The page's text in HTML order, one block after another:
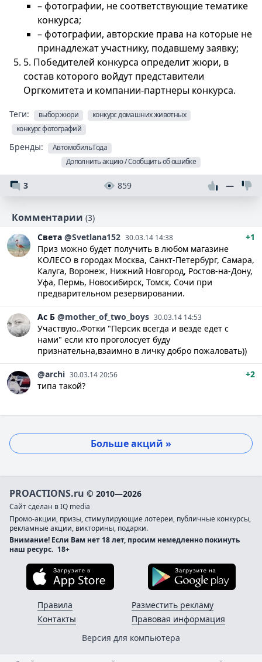
– фотографии, не соответствующие тематике
конкурса;
– фотографии, авторские права на которые не
принадлежат участнику, подавшему заявку;
5. Победителей конкурса определит жюри, в
состав которого войдут представители
Оргкомитета и компании-партнеры конкурса.
Теги: выбор жюри
конкурс домашних животных
конкурс фотографий
Бренды:
Автомобиль Года
Дополнить акцию / Сообщить об ошибке
3 859 —
Комментарии (3)
Света @Svetlana152 30.03.14 14:38
+1
Приз можно будет получить в любом магазине
КОЛЕСО в городах Москва, Санкт-Петербург, Самара,
Калуга, Воронеж, Нижний Новгород, Ростов-на-Дону,
Уфа, Пермь, Новосибирск, Томск, Сочи при
предварительном резервировании.
Ас Б @mother_of_two_boys 30.03.14 14:53
Участвую..Фотки "Персик всегда и везде едет с
нами" если кто проголосует буду
признательна,взаимно в личку добро пожаловать))
@archi 30.03.14 20:56
+2
типа такой?
Больше акций »
PROACTIONS.ru © 2010—2026
Сайт сделан в IQ media
Промо-акции, призы, стимулирующие лотереи, публичные конкурсы,
рекламные акции, викторины, подарки.
Внимание! Если Вам нет 18 лет, просим немедленно покинуть
наш ресурс. 18+
Загрузите в App Store
Правила
Контакты
Разместить рекламу
Правовая информация
Версия для компьютера